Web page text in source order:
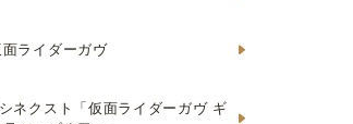
面ライダーガヴ
ネクスト「仮面ライダーガヴ ギ